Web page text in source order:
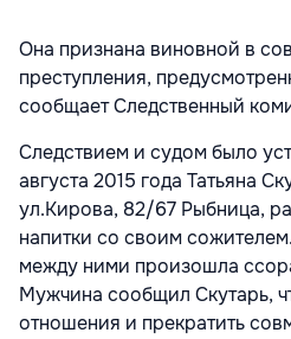
Она признана виновной в
преступления,
сообщает Следственный
Следствием и судом было
августа 2015 года Татьяна
ул.Кирова, 82/67 Рыбница,
напитки со своим
между ними произошла
Мужчина сообщил Скутарь,
отношения и прекратить